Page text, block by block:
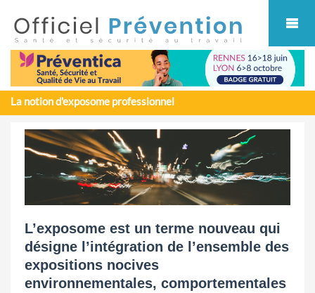
La notion d'exposome professionnel
L’exposome est un terme nouveau qui
désigne l’intégration de l’ensemble des
expositions nocives
environnementales, comportementales